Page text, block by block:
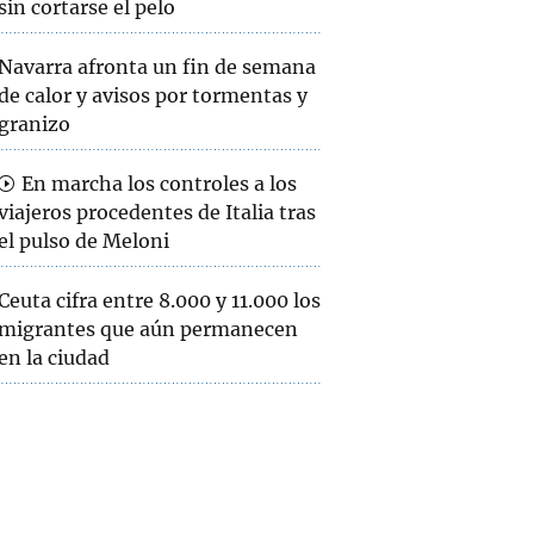
cortarse el pelo
afronta un fin de semana
calor y avisos por tormentas y
granizo
En marcha los controles a los
procedentes de Italia tras
pulso de Meloni
cifra entre 8.000 y 11.000 los
que aún permanecen
la ciudad